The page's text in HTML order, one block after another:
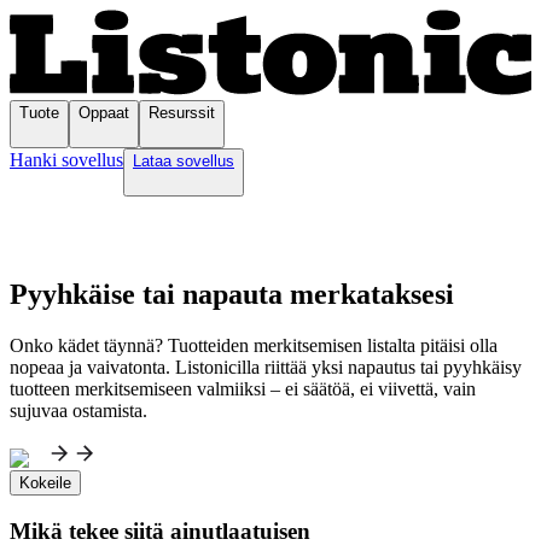
Tuote Oppaat Resurssit
Hanki sovellus Lataa sovellus
Pyyhkäise tai napauta merkataksesi
Onko kädet täynnä? Tuotteiden merkitsemisen listalta pitäisi olla
nopeaa ja vaivatonta. Listonicilla riittää yksi napautus tai pyyhkäisy
tuotteen merkitsemiseen valmiiksi – ei säätöä, ei viivettä, vain
sujuvaa ostamista.
Kokeile
Mikä tekee siitä ainutlaatuisen